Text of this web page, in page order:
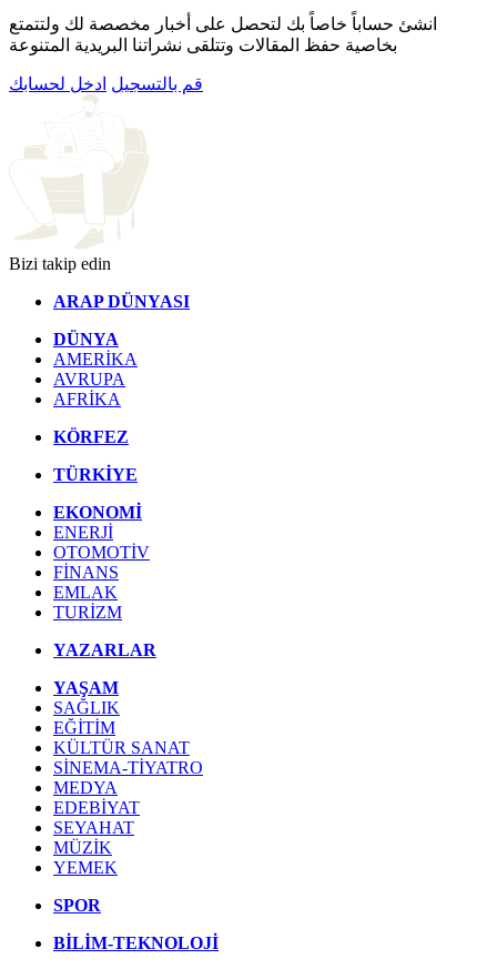
انشئ حساباً خاصاً بك لتحصل على أخبار مخصصة لك ولتتمتع
بخاصية حفظ المقالات وتتلقى نشراتنا البريدية المتنوعة
قم بالتسجيل ادخل لحسابك
Bizi takip edin
ARAP DÜNYASI
DÜNYA
AMERİKA
AVRUPA
AFRİKA
KÖRFEZ
TÜRKİYE
EKONOMİ
ENERJİ
OTOMOTİV
FİNANS
EMLAK
TURİZM
YAZARLAR
YAŞAM
SAĞLIK
EĞİTİM
KÜLTÜR SANAT
SİNEMA-TİYATRO
MEDYA
EDEBİYAT
SEYAHAT
MÜZİK
YEMEK
SPOR
BİLİM-TEKNOLOJİ